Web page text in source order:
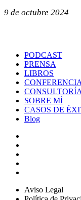
9 de octubre 2024
PODCAST
PRENSA
LIBROS
CONSULTORÍA
SOBRE MÍ
CASOS DE
Blog
Aviso Legal